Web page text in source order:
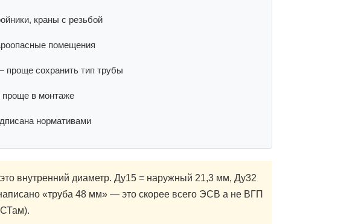
краны с резьбой
помещения
сохранить тип трубы
в монтаже
нормативами
внутренний диаметр. Ду15 = наружный 21,3 мм, Ду32
«труба 48 мм» — это скорее всего ЭСВ а не ВГП